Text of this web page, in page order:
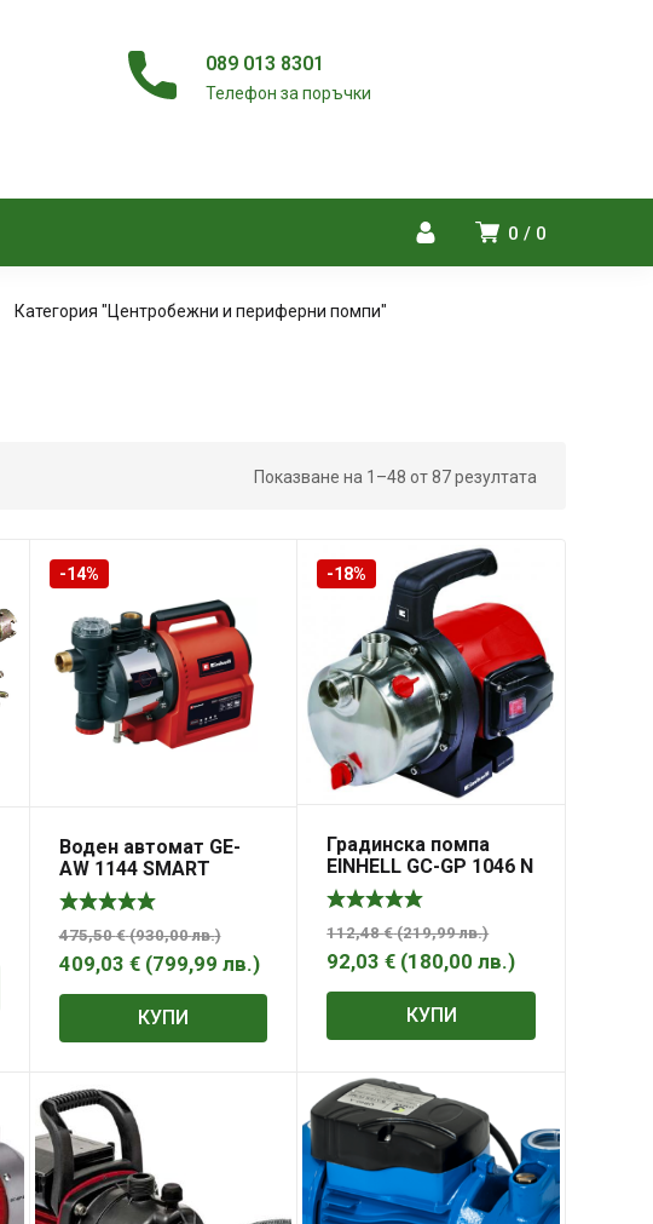
089 013 8301
Телефон за поръчки
0 0
Категория "Центробежни и периферни помпи"
Показване на 1–48 от 87 резултата
-14%
Воден автомат GE-
AW 1144 SMART
475,50€ (930,00лв.)
409,03 € (799,99 лв.)
КУПИ
-18%
Градинска помпа
EINHELL GC-GP 1046 N
112,48€ (219,99лв.)
92,03€ (180,00лв.)
КУПИ